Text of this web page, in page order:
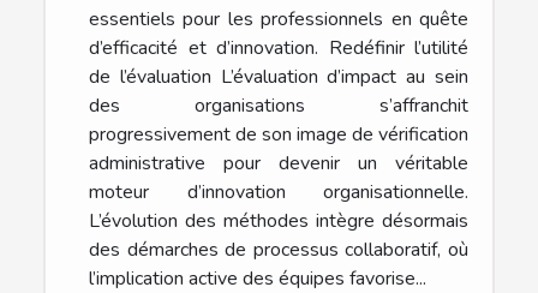
essentiels pour les professionnels en quête
d’efficacité et d’innovation. Redéfinir l’utilité
de l’évaluation L’évaluation d’impact au sein
des organisations s’affranchit
progressivement de son image de vérification
administrative pour devenir un véritable
moteur d’innovation organisationnelle.
L’évolution des méthodes intègre désormais
des démarches de processus collaboratif, où
l’implication active des équipes favorise...